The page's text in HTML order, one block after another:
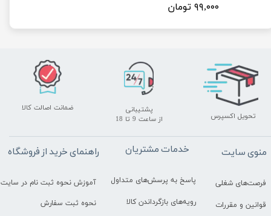
۹۹,۰۰۰ تومان
تحویل اکسپرس
پشتیبانی
​​​​​​​از ساعت 9 تا 18
ضمانت اصالت کالا
راهنمای خرید از فروشگاه
آموزش نحوه ثبت نام در سایت
نحوه ثبت سفارش
خدمات مشتریان
پاسخ به پرسش‌های متداول
رویه‌های بازگرداندن کالا
منوی سایت
فرصت‌های شغلی
قوانین و مقررات